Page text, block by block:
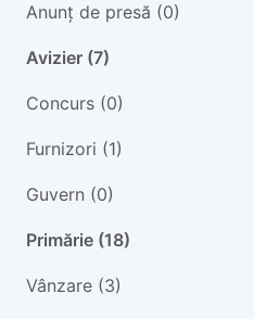
Anunț de presă (0)
Avizier (7)
Concurs (0)
Furnizori (1)
Guvern (0)
Primărie (18)
Vânzare (3)